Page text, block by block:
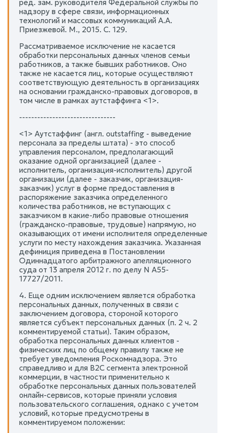
ред. зам. руководителя Федеральной службы по
надзору в сфере связи, информационных
технологий и массовых коммуникаций А.А.
Приезжевой. М., 2015. С. 129.
Рассматриваемое исключение не касается
обработки персональных данных членов семьи
работников, а также бывших работников. Оно
также не касается лиц, которые осуществляют
соответствующую деятельность в организациях
на основании гражданско-правовых договоров, в
том числе в рамках аутстаффинга <1>.
--------------------------------
<1> Аутстаффинг (англ. outstaffing - выведение
персонала за пределы штата) - это способ
управления персоналом, предполагающий
оказание одной организацией (далее -
исполнитель, организация-исполнитель) другой
организации (далее - заказчик, организация-
заказчик) услуг в форме предоставления в
распоряжение заказчика определенного
количества работников, не вступающих с
заказчиком в какие-либо правовые отношения
(гражданско-правовые, трудовые) напрямую, но
оказывающих от имени исполнителя определенные
услуги по месту нахождения заказчика. Указанная
дефиниция приведена в Постановлении
Одиннадцатого арбитражного апелляционного
суда от 13 апреля 2012 г. по делу N А55-
17727/2011.
4. Еще одним исключением является обработка
персональных данных, полученных в связи с
заключением договора, стороной которого
является субъект персональных данных (п. 2 ч. 2
комментируемой статьи). Таким образом,
обработка персональных данных клиентов -
физических лиц по общему правилу также не
требует уведомления Роскомнадзора. Это
справедливо и для В2С сегмента электронной
коммерции, в частности применительно к
обработке персональных данных пользователей
онлайн-сервисов, которые приняли условия
пользовательского соглашения, однако с учетом
условий, которые предусмотрены в
комментируемом положении: